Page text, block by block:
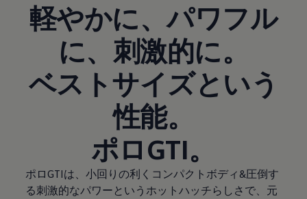
軽やかに、パワフル
に、刺激的に。
ベストサイズという
性能。
ポロGTI。
ポロGTIは、小回りの利くコンパクトボディ&圧倒す
る刺激的なパワーというホットハッチらしさで、元